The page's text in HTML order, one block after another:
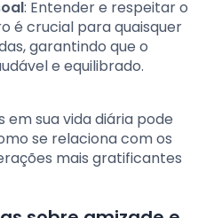
: Entender e respeitar o
é crucial para quaisquer
garantindo que o
e equilibrado.
sua vida diária pode
se relaciona com os
mais gratificantes